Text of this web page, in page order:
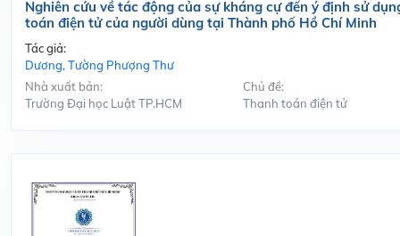
Nghiên cứu về tác động của sự kháng cự đến ý định sử
toán điện tử của người dùng tại Thành phố Hồ Chí Minh
Tác giả:
Dương, Tường Phượng Thư
Nhà xuất bản:
Trường Đại học Luật TP.HCM
Chủ đề:
Thanh toán điện tử